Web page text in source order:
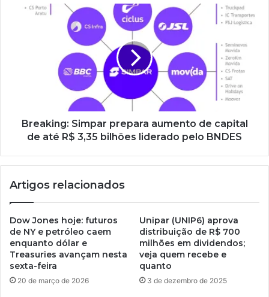
Breaking: Simpar prepara aumento de capital
de até R$ 3,35 bilhões liderado pelo BNDES
Artigos relacionados
Dow Jones hoje: futuros
de NY e petróleo caem
enquanto dólar e
Treasuries avançam nesta
sexta-feira
20 de março de 2026
Unipar (UNIP6) aprova
distribuição de R$ 700
milhões em dividendos;
veja quem recebe e
quanto
3 de dezembro de 2025